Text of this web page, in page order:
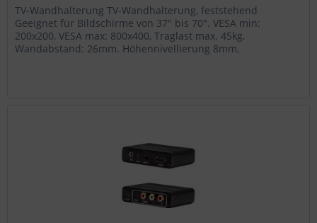
TV-Wandhalterung TV-Wandhalterung, feststehend
Geeignet für Bildschirme von 37" bis 70". VESA min:
200x200, VESA max: 800x400, Traglast max. 45kg.
Wandabstand: 26mm. Höhennivellierung 8mm,